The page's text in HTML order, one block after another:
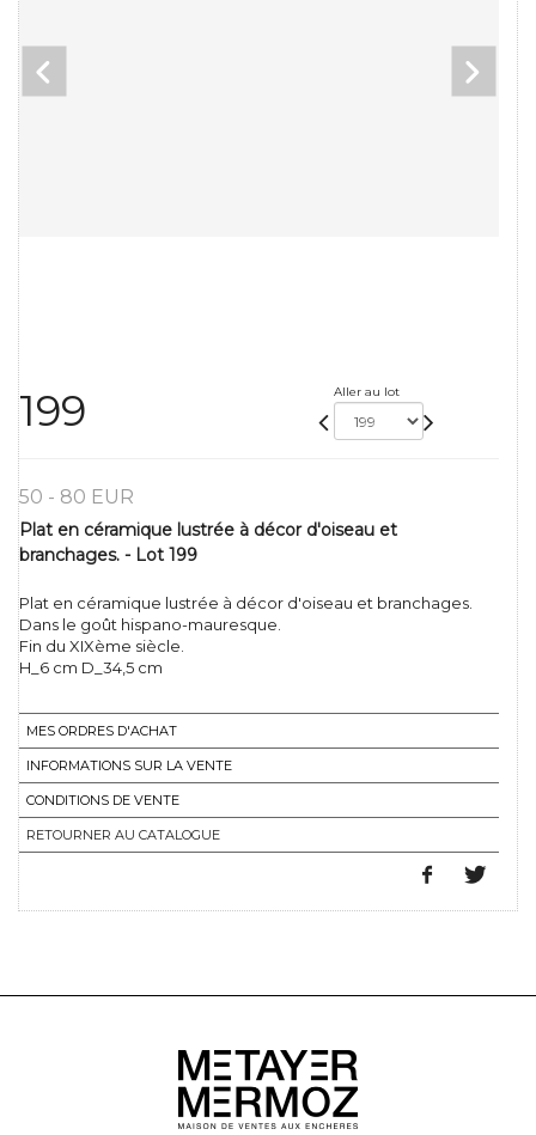
199 Aller au lot
50 - 80 EUR
Plat en céramique lustrée à décor d'oiseau et
branchages. - Lot 199
Plat en céramique lustrée à décor d'oiseau et branchages.
Dans le goût hispano-mauresque.
Fin du XIXème siècle.
H_6 cm D_34,5 cm
MES ORDRES D'ACHAT
INFORMATIONS SUR LA VENTE
CONDITIONS DE VENTE
RETOURNER AU CATALOGUE